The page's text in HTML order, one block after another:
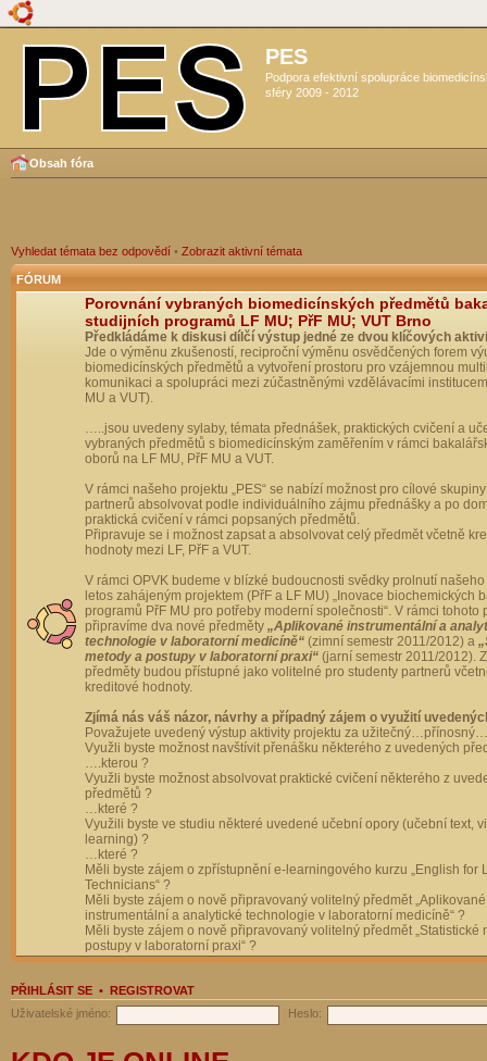
PES
Podpora efektivní spolupráce
sféry 2009 - 2012
Obsah fóra
Vyhledat témata bez odpovědí • Zobrazit aktivní témata
FÓRUM
Porovnání vybraných biomedicínských předmětů
studijních programů LF MU; PřF MU; VUT Brno
Předkládáme k diskusi dílčí výstup jedné ze dvou klíčových
Jde o výměnu zkušeností, reciproční výměnu osvědčených forem
biomedicínských předmětů a vytvoření prostoru pro vzájemnou
komunikaci a spolupráci mezi zúčastněnými vzdělávacími
MU a VUT).
…..jsou uvedeny sylaby, témata přednášek, praktických cvičení a
vybraných předmětů s biomedicínským zaměřením v rámci
oborů na LF MU, PřF MU a VUT.
V rámci našeho projektu „PES“ se nabízí možnost pro cílové
partnerů absolvovat podle individuálního zájmu přednášky a po
praktická cvičení v rámci popsaných předmětů.
Připravuje se i možnost zapsat a absolvovat celý předmět včetně
hodnoty mezi LF, PřF a VUT.
V rámci OPVK budeme v blízké budoucnosti svědky prolnutí
letos zahájeným projektem (PřF a LF MU) „Inovace biochemických
programů PřF MU pro potřeby moderní společnosti“. V rámci tohoto
připravíme dva nové předměty „Aplikované instrumentální a
technologie v laboratorní medicíně“ (zimní semestr 2011/2012) a
metody a postupy v laboratorní praxi“ (jarní semestr 2011/2012).
předměty budou přístupné jako volitelné pro studenty partnerů
kreditové hodnoty.
Zjímá nás váš názor, návrhy a případný zájem o využití
Považujete uvedený výstup aktivity projektu za
Využli byste možnost navštívit přenášku některého z uvedených
….kterou ?
Využli byste možnost absolvovat praktické cvičení některého z
předmětů ?
…které ?
Využili byste ve studiu některé uvedené učební opory (učební text,
learning) ?
…které ?
Měli byste zájem o zpřístupnění e-learningového kurzu „English for
Technicians“ ?
Měli byste zájem o nově připravovaný volitelný předmět „Aplikované
instrumentální a analytické technologie v laboratorní medicíně“ ?
Měli byste zájem o nově připravovaný volitelný předmět „Statistické
postupy v laboratorní praxi“ ?
PŘIHLÁSIT SE • REGISTROVAT
Uživatelské jméno:
Heslo: